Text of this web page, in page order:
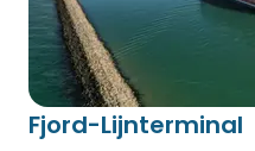
Fjord-Lijnterminal